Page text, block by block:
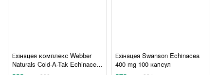
Ехінацея комплекс Webber
Naturals Cold-A-Tak Echinacea
60 капсул
Ехінацея Swanson Echinacea
400 mg 100 капсул